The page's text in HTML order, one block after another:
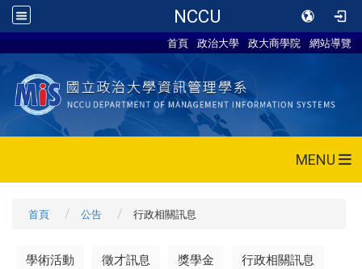
NCCU
首頁 政治大學 政大商學院 網站導覽
MENU
首頁 公告 行政相關訊息
學術活動 徵才訊息 獎學金 行政相關訊息